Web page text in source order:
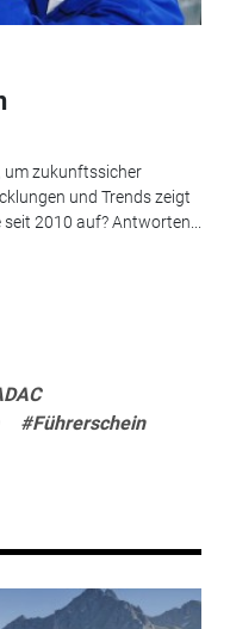
um zukunftssicher
und Trends zeigt
2010 auf? Antworten...
#Führerschein